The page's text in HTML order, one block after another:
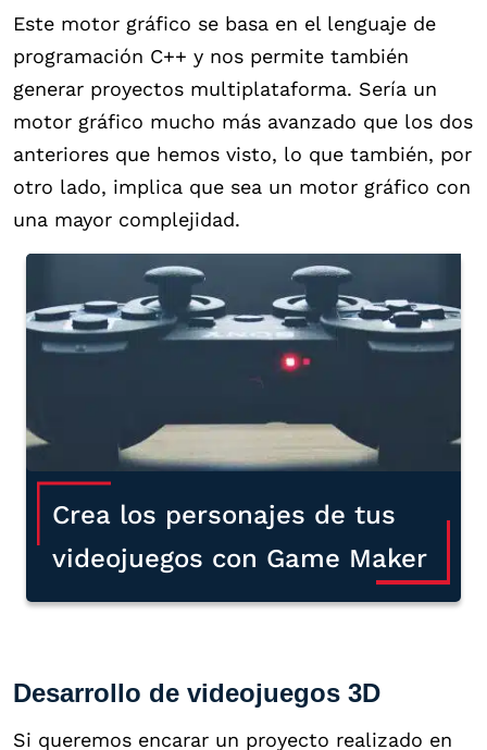
Este motor gráfico se basa en el lenguaje de
programación C++ y nos permite también
generar proyectos multiplataforma. Sería un
motor gráfico mucho más avanzado que los dos
anteriores que hemos visto, lo que también, por
otro lado, implica que sea un motor gráfico con
una mayor complejidad.
Crea los personajes de tus
videojuegos con Game Maker
Desarrollo de videojuegos 3D
Si queremos encarar un proyecto realizado en